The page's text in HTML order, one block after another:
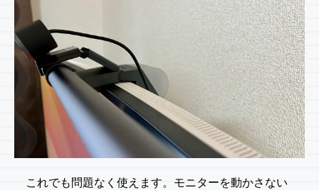
これでも問題なく使えます。モニターを動かさない